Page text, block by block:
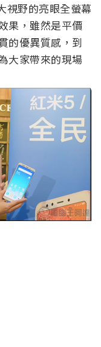
視野的亮眼全螢幕
果，雖然是平價
的優異質感，到
大家帶來的現場